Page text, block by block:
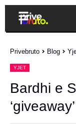
Privebruto > Blog >
YJET
Bardhi e